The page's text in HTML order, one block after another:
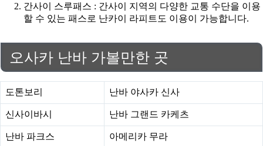
간사이 스루패스 : 간사이 지역의 다양한 교통 수단을 이용
할 수 있는 패스로 난카이 라피트도 이용이 가능합니다.
오사카 난바 가볼만한 곳
도톤보리 난바 야사카 신사
신사이바시 난바 그랜드 카케츠
난바 파크스 아메리카 무라